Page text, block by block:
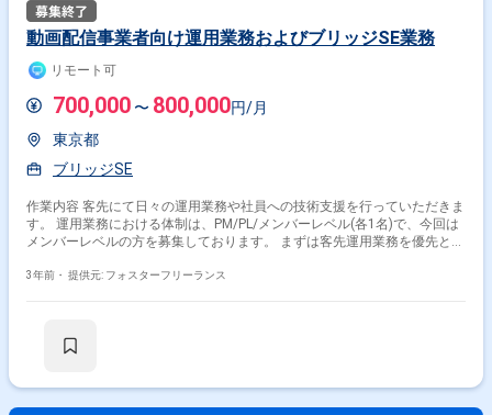
動画配信事業者向け運用業務およびブリッジSE業務
リモート可
700,000 〜 800,000円/月
東京都
ブリッジSE
作業内容 客先にて日々の運用業務や社員への技術支援を行っていただきま
す。 運用業務における体制は、PM/PL/メンバーレベル(各1名)で、今回は
メンバーレベルの方を募集しております。 まずは客先運用業務を優先と
リッジSE業務はお客様からの相談事項に対し、提案や実現したい内容のヒ
ます。 ＜基本時間＞ 9：30～18：00
3年前・ 提供元: フォスターフリーランス